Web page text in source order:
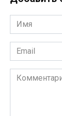
Имя
*
Email
*
Комментарий